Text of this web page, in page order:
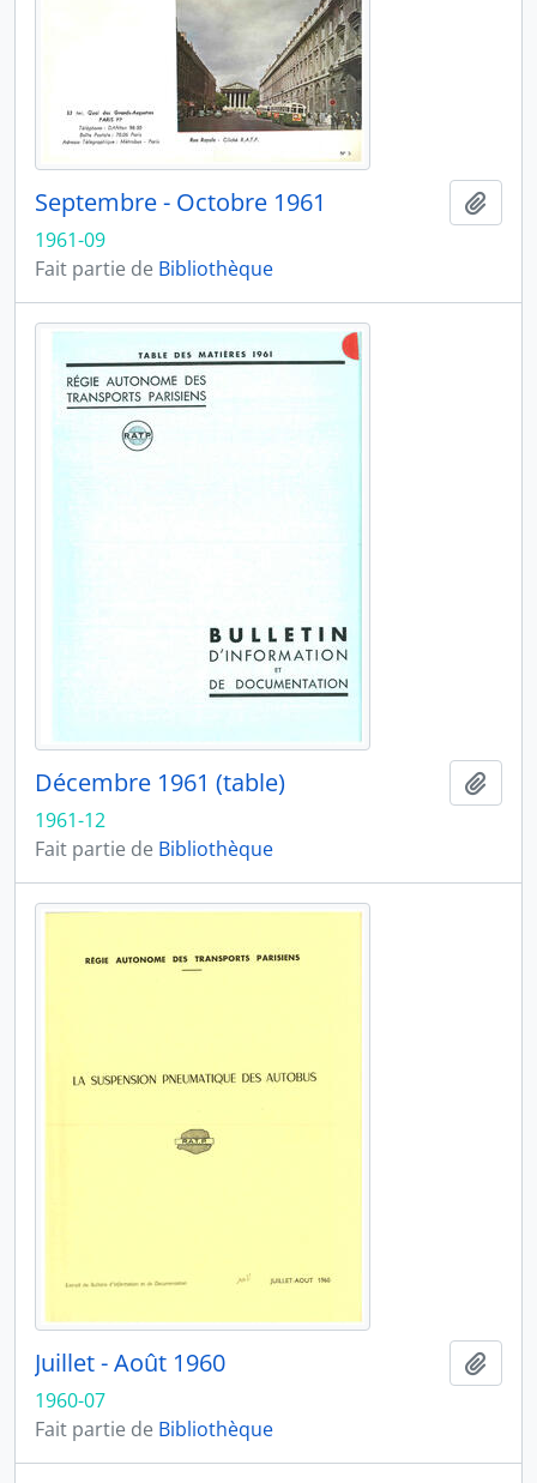
Septembre - Octobre 1961
1961-09
Fait partie de Bibliothèque
Décembre 1961 (table)
1961-12
Fait partie de Bibliothèque
Juillet - Août 1960
1960-07
Fait partie de Bibliothèque